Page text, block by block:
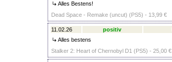
Alles Bestens!
Dead Space - Remake (uncut) (PS5) - 13,99 €
11.02.26 positiv
Alles bestens
Stalker 2: Heart of Chernobyl D1 (PS5) - 25,00 €